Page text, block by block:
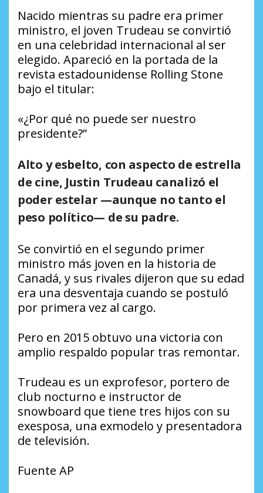
Nacido mientras su padre era primer
ministro, el joven Trudeau se convirtió
en una celebridad internacional al ser
elegido. Apareció en la portada de la
revista estadounidense Rolling Stone
bajo el titular:
«¿Por qué no puede ser nuestro
presidente?”
Alto y esbelto, con aspecto de estrella
de cine, Justin Trudeau canalizó el
poder estelar —aunque no tanto el
peso político— de su padre.
Se convirtió en el segundo primer
ministro más joven en la historia de
Canadá, y sus rivales dijeron que su edad
era una desventaja cuando se postuló
por primera vez al cargo.
Pero en 2015 obtuvo una victoria con
amplio respaldo popular tras remontar.
Trudeau es un exprofesor, portero de
club nocturno e instructor de
snowboard que tiene tres hijos con su
exesposa, una exmodelo y presentadora
de televisión.
Fuente AP